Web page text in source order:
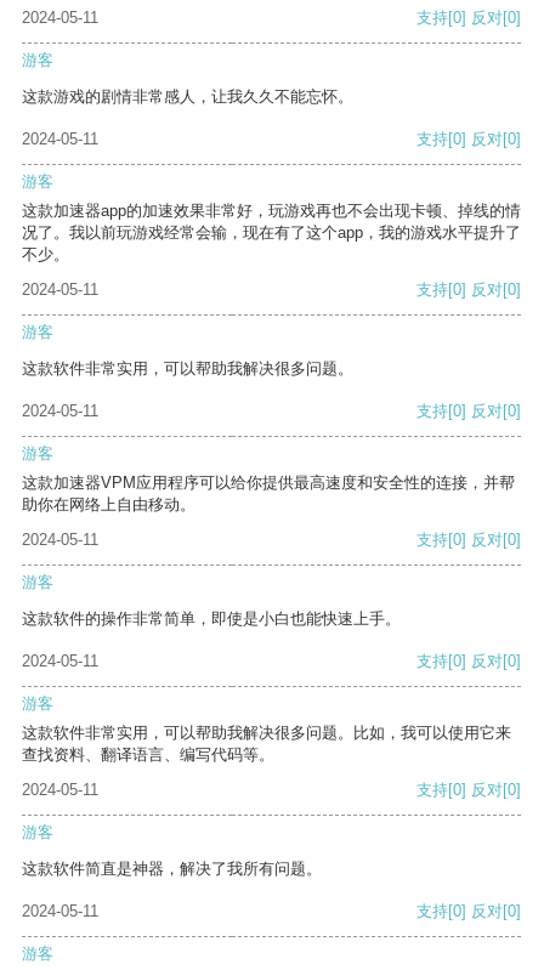
2024-05-11 支持[0] 反对[0]
游客
这款游戏的剧情非常感人，让我久久不能忘怀。
2024-05-11 支持[0] 反对[0]
游客
这款加速器app的加速效果非常好，玩游戏再也不会出现卡顿、掉线的情
况了。我以前玩游戏经常会输，现在有了这个app，我的游戏水平提升了
不少。
2024-05-11
支持[0] 反对[0]
游客
这款软件非常实用，可以帮助我解决很多问题。
2024-05-11 支持[0] 反对[0]
游客
这款加速器VPM应用程序可以给你提供最高速度和安全性的连接，并帮
助你在网络上自由移动。
2024-05-11
支持[0] 反对[0]
游客
这款软件的操作非常简单，即使是小白也能快速上手。
2024-05-11 支持[0] 反对[0]
游客
这款软件非常实用，可以帮助我解决很多问题。比如，我可以使用它来
查找资料、翻译语言、编写代码等。
2024-05-11
支持[0] 反对[0]
游客
这款软件简直是神器，解决了我所有问题。
2024-05-11 支持[0] 反对[0]
游客